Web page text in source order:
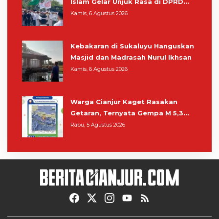
Cianjur
Kamis, 6 Agustus 2026
Kebakaran di Sukaluyu Hanguskan
Masjid dan Madrasah Nurul Ikhsan
Kamis, 6 Agustus 2026
Warga Cianjur Kaget Rasakan
Getaran, Ternyata Gempa M 5,3
Berpusat di Pangandaran
Rabu, 5 Agustus 2026